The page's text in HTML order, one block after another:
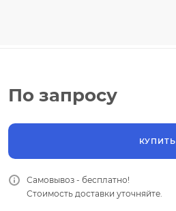
По запросу
КУПИТЬ
Самовывоз - бесплатно!
Стоимость доставки уточняйте.